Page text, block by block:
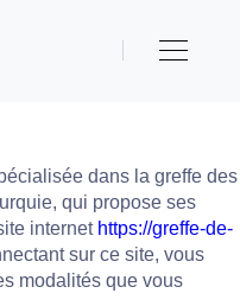
dans la greffe des
qui propose ses
internet https://greffe-de-
sur ce site, vous
modalités que vous